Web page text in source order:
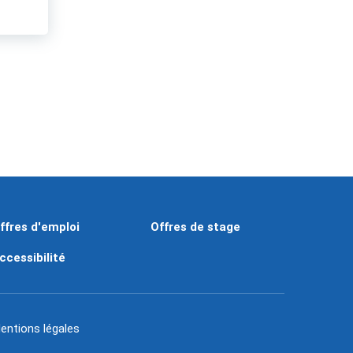
d'emploi Offres de stage
légales